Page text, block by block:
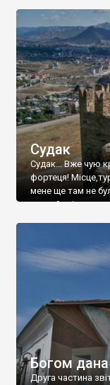
Судак
Судак... Вже чую
фортеця!
мене ще там не
принаймні до
Богом
Друга частина